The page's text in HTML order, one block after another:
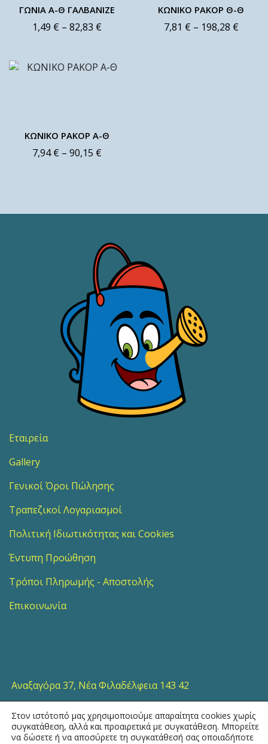
ΓΩΝΙΑ Α-Θ ΓΑΛΒΑΝΙΖΕ
1,49 € – 82,83 €
ΚΩΝΙΚΟ ΡΑΚΟΡ Θ-Θ
7,81 € – 198,28 €
ΚΩΝΙΚΟ ΡΑΚΟΡ Α-Θ
7,94€ – 90,15 €
Εταιρεία
Gallery
Γενικοί Όροι Πώλησης
Τραπεζικοί Λογαριασμοί
Πολιτική Ιδιωτικότητας και Cookies
Έντυπη Προώθηση
Τρόποι Πληρωμής - Αποστολής
Επικοινωνία
Αναξαγόρα 37, Νέα Φιλαδέλφεια 143 42
210 25 32 554
Στον ιστότοπό μας χρησιμοποιούμε απαραίτητα cookies χωρίς
συγκατάθεση, αλλά και προαιρετικά με συγκατάθεση. Μπορείτε
να δώσετε ή να αποσύρετε τη συγκατάθεσή σας οποιαδήποτε